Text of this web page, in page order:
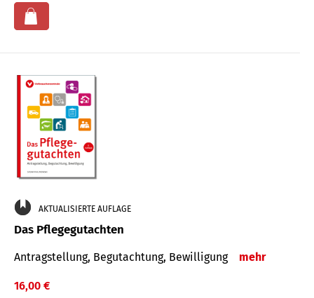
AKTUALISIERTE AUFLAGE
Das Pflegegutachten
Antragstellung, Begutachtung, Bewilligung mehr
16,00 €